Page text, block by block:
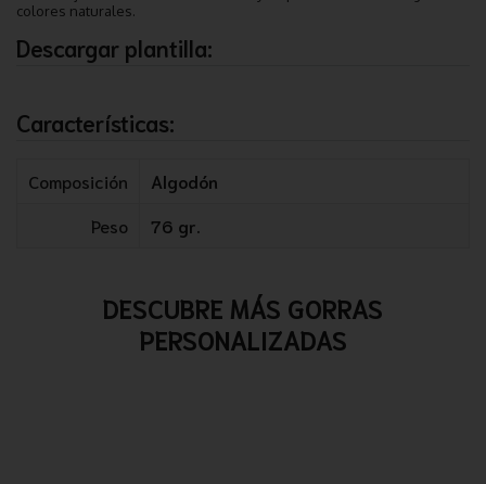
colores naturales.
Descargar plantilla:
Características:
Composición
Algodón
Peso
76 gr.
DESCUBRE MÁS GORRAS
PERSONALIZADAS